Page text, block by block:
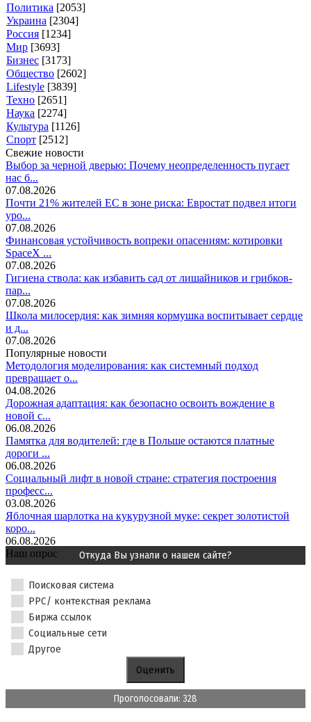
Политика [2053]
Украина [2304]
Россия [1234]
Мир [3693]
Бизнес [3173]
Общество [2602]
Lifestyle [3839]
Техно [2651]
Наука [2274]
Культура [1126]
Спорт [2512]
Свежие новости
Выбор за черной дверью: Почему неопределенность пугает
нас б...
07.08.2026
Почти 21% жителей ЕС в зоне риска: Евростат подвел итоги
уро...
07.08.2026
Финансовая устойчивость вопреки опасениям: котировки
SpaceX ...
07.08.2026
Гигиена ствола: как избавить сад от лишайников и грибков-
пар...
07.08.2026
Школа милосердия: как зимняя кормушка воспитывает сердце
и д...
07.08.2026
Популярные новости
Методология моделирования: как системный подход
превращает о...
04.08.2026
Дорожная адаптация: как безопасно освоить вождение в
новой с...
06.08.2026
Памятка для водителей: где в Польше остаются платные
дороги ...
06.08.2026
Социальный лифт в новой стране: стратегия построения
професс...
03.08.2026
Яблочная шарлотка на кукурузной муке: секрет золотистой
коро...
06.08.2026
Наш опрос
Откуда Вы узнали о нашем сайте?
Поисковая система
PPC/ контекстная реклама
Биржа ссылок
Социальные сети
Другое
Проголосовали: 328